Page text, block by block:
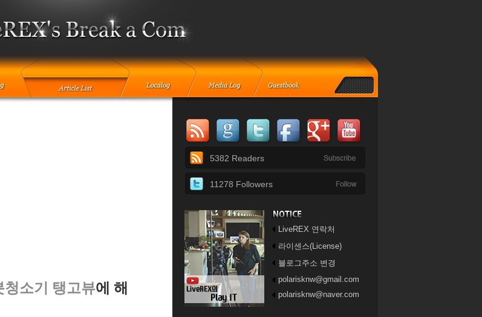
청소기 탱고뷰에 해
5382 Readers
11278 Followers
LiveREX 연락처
라이센스(License)
블로그주소 변경
polarisknw@gmail.com
polarisknw@naver.com